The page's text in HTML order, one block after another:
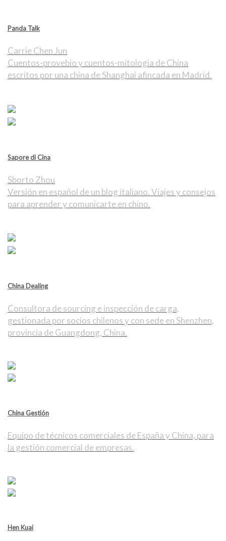
Panda Talk
Carrie Chen Jun
Cuentos-provebio y cuentos-mitologia de China
escritos por una china de Shanghai afincada en Madrid.
Sapore di Cina
Sborto Zhou
Versión en español de un blog italiano. Viajes y consejos
para aprender y comunicarte en chino.
China Dealing
Consultora de sourcing e inspección de carga,
gestionada por socios chilenos y con sede en Shenzhen,
provincia de Guangdong, China.
China Gestión
Equipo de técnicos comerciales de España y China, para
la gestión comercial de empresas.
Hen Kuai